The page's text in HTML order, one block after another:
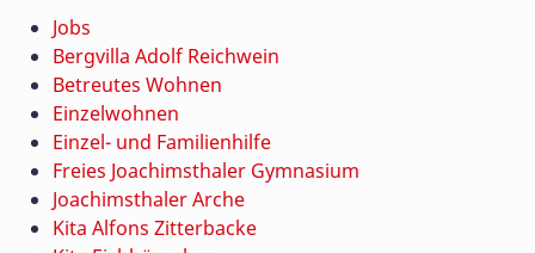
Jobs
Bergvilla Adolf Reichwein
Betreutes Wohnen
Einzelwohnen
Einzel- und Familienhilfe
Freies Joachimsthaler Gymnasium
Joachimsthaler Arche
Kita Alfons Zitterbacke